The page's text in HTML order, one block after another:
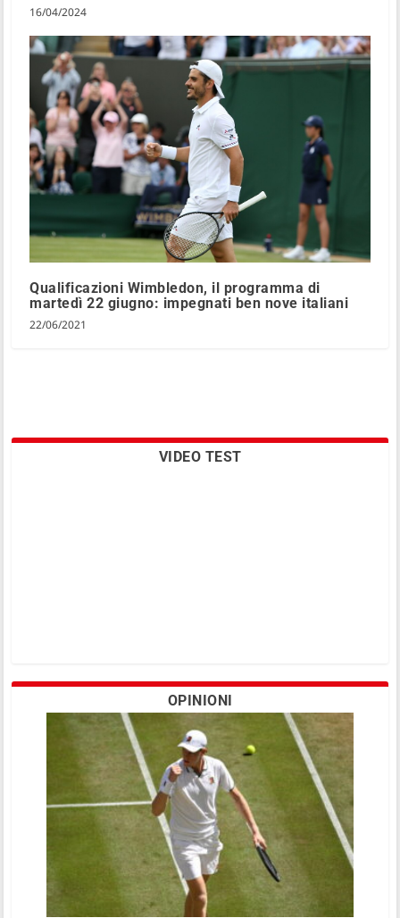
16/04/2024
Qualificazioni Wimbledon, il programma di
martedì 22 giugno: impegnati ben nove italiani
22/06/2021
VIDEO TEST
OPINIONI